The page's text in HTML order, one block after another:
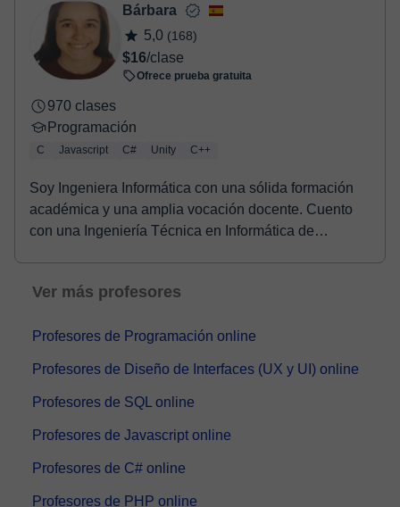
Bárbara
5,0 (168)
$16/clase
Ofrece prueba gratuita
970 clases
Programación
C Javascript C# Unity C++
Soy Ingeniera Informática con una sólida formación
académica y una amplia vocación docente. Cuento
con una Ingeniería Técnica en Informática de
Ver más profesores
Profesores de Programación online
Profesores de Diseño de Interfaces (UX y UI) online
Profesores de SQL online
Profesores de Javascript online
Profesores de C# online
Profesores de PHP online